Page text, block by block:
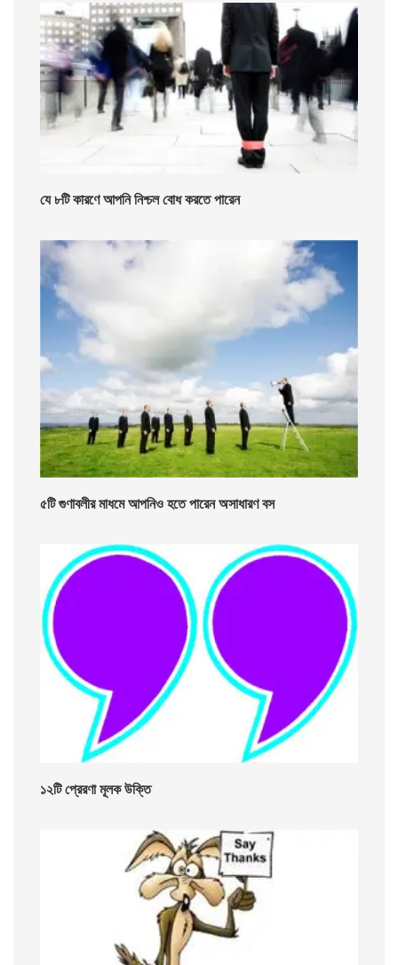
যে ৮টি কারণে আপনি নিশ্চল বোধ করতে পারেন
৫টি গুণাবলীর মাধমে আপনিও হতে পারেন অসাধারণ বস
১২টি প্রেরণা মূলক উক্তি